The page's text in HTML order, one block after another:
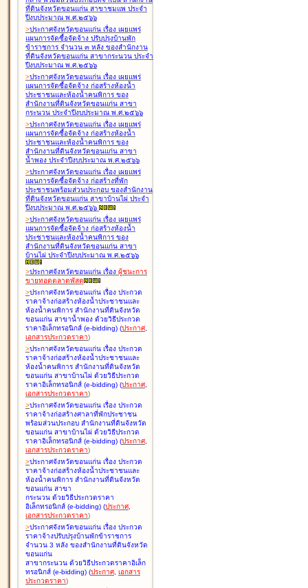
ที่ดินจังหวัดขอนแก่น สาขาชุมแพ ประจำ
ปีงบประมาณ พ.ศ.๒๕๖๖
>ประกาศจังหวัดขอนแก่น เรื่อง เผยแพร่
แผนการจัดซื้อจัดจ้าง ปรับปรุงบ้านพัก
ข้าราชการ จำนวน ๓ หลัง ของสำนักงาน
ที่ดินจังหวัดขอนแก่น สาขากระนวน ประจำ
ปีงบประมาณ พ.ศ.๒๕๖๖
>ประกาศจังหวัดขอนแก่น เรื่อง เผยแพร่
แผนการจัดซื้อจัดจ้าง ก่อสร้างห้องน้ำ
ประชาชนและห้องน้ำคนพิการ ของ
สำนักงานที่ดินจังหวัดขอนแก่น สาขา
กระนวน ประจำปีงบประมาณ พ.ศ.๒๕๖๖
>ประกาศจังหวัดขอนแก่น เรื่อง เผยแพร่
แผนการจัดซื้อจัดจ้าง ก่อสร้างห้องน้ำ
ประชาชนและห้องน้ำคนพิการ ของ
สำนักงานที่ดินจังหวัดขอนแก่น สาขา
น้ำพอง ประจำปีงบประมาณ พ.ศ.๒๕๖๖
>ประกาศจังหวัดขอนแก่น เรื่อง เผยแพร่
แผนการจัดซื้อจัดจ้าง ก่อสร้างที่พัก
ประชาชนพร้อมส่วนประกอบ ของสำนักงาน
ที่ดินจังหวัดขอนแก่น สาขาบ้านไผ่ ประจำ
ปีงบประมาณ พ.ศ.๒๕๖๖
>ประกาศจังหวัดขอนแก่น เรื่อง เผยแพร่
แผนการจัดซื้อจัดจ้าง ก่อสร้างห้องน้ำ
ประชาชนและห้องน้ำคนพิการ ของ
สำนักงานที่ดินจังหวัดขอนแก่น สาขา
บ้านไผ่ ประจำปีงบประมาณ พ.ศ.๒๕๖๖
>ประกาศจังหวัดขอนแก่น เรื่อง ผู้ชนะการ
ขายทอดตลาดพัสดุ
>ประกาศจังหวัดขอนแก่น เรื่อง ประกวด
ราคาจ้างก่อสร้างห้องน้ำประชาชนและ
ห้องน้ำคนพิการ สำนักงานที่ดินจังหวัด
ขอนแก่น สาขาน้ำพอง ด้วยวิธีประกวด
ราคาอิเล็กทรอนิกส์ (e-bidding) (ประกาศ,
เอกสารประกวดราคา)
>ประกาศจังหวัดขอนแก่น เรื่อง ประกวด
ราคาจ้างก่อสร้างห้องน้ำประชาชนและ
ห้องน้ำคนพิการ สำนักงานที่ดินจังหวัด
ขอนแก่น สาขาบ้านไผ่ ด้วยวิธีประกวด
ราคาอิเล็กทรอนิกส์ (e-bidding) (ประกาศ,
เอกสารประกวดราคา)
>ประกาศจังหวัดขอนแก่น เรื่อง ประกวด
ราคาจ้างก่อสร้างศาลาที่พักประชาชน
พร้อมส่วนประกอบ สำนักงานที่ดินจังหวัด
ขอนแก่น สาขาบ้านไผ่ ด้วยวิธีประกวด
ราคาอิเล็กทรอนิกส์ (e-bidding) (ประกาศ,
เอกสารประกวดราคา)
>ประกาศจังหวัดขอนแก่น เรื่อง ประกวด
ราคาจ้างก่อสร้างห้องน้ำประชาชนและ
ห้องน้ำคนพิการ สำนักงานที่ดินจังหวัด
ขอนแก่น สาขา
กระนวน ด้วยวิธีประกวดราคา
อิเล็กทรอนิกส์ (e-bidding) (ประกาศ,
เอกสารประกวดราคา)
>ประกาศจังหวัดขอนแก่น เรื่อง ประกวด
ราคาจ้างปรับปรุงบ้านพักข้าราชการ
จำนวน 3 หลัง ของสำนักงานที่ดินจังหวัด
ขอนแก่น
สาขากระนวน ด้วยวิธีประกวดราคาอิเล็ก
ทรอนิกส์ (e-bidding) (ประกาศ, เอกสาร
ประกวดราคา)